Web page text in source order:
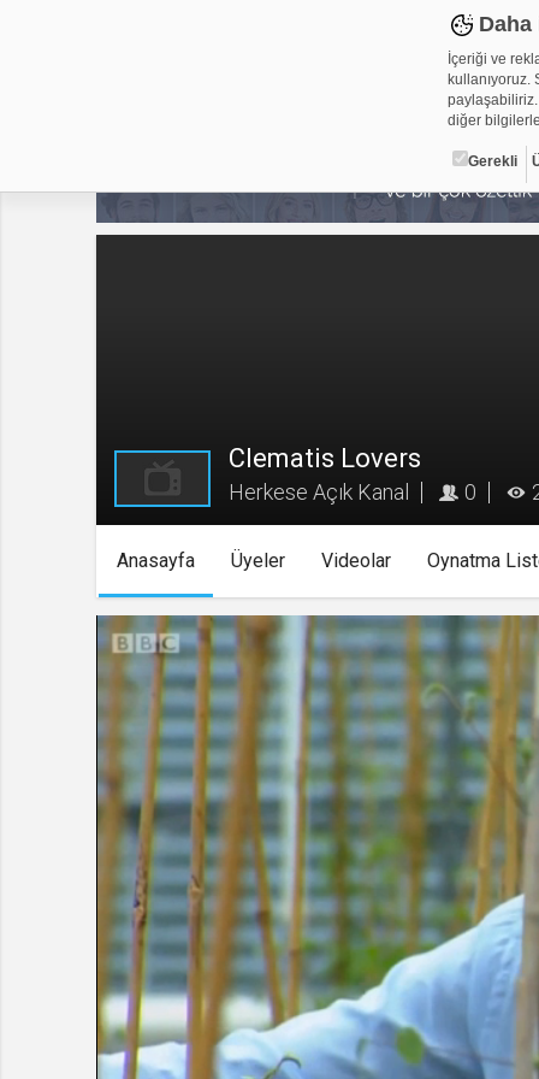
İçeriği ve
kullanıyoruz.
paylaşabiliriz.
diğer
Gerekli
Çerez
Clematis Lovers
Herkese Açık Kanal 0
Anasayfa Üyeler Videolar Oynatma
Clematis
Kanala Katıl